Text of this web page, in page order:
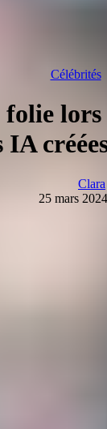
Célébrités
IA
Clara
25 mars